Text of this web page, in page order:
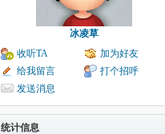
冰凌草
收听TA
加为好友
给我留言
打个招呼
发送消息
统计信息